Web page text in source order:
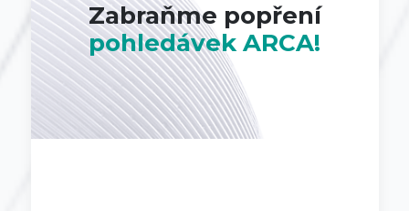
Zabraňme popření
pohledávek ARCA!